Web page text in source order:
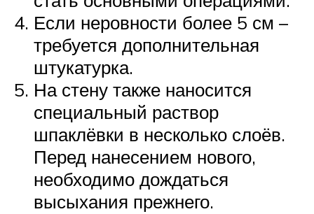
Если неровности более 5 см –
требуется дополнительная
штукатурка.
На стену также наносится
специальный раствор
шпаклёвки в несколько слоёв.
Перед нанесением нового,
необходимо дождаться
высыхания прежнего.